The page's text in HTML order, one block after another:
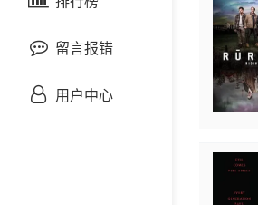
战争片
悬疑片
留言报错
用户中心